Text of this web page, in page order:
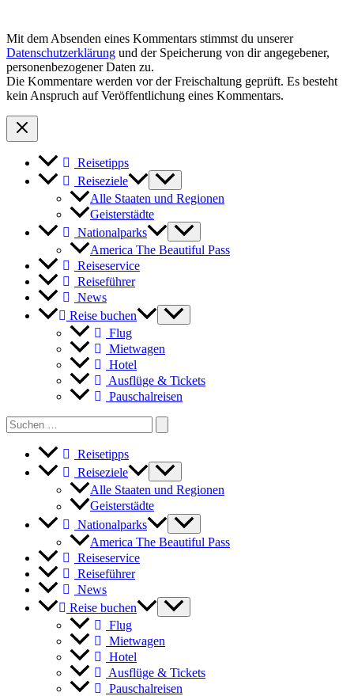
Mit dem Absenden eines Kommentars stimmst du unserer
Datenschutzerklärung und der Speicherung von dir angegebener,
personenbezogener Daten zu.
Die Kommentare werden vor der Freischaltung geprüft. Es besteht
kein Anspruch auf Veröffentlichung eines Kommentars.
Reisetipps
Reiseziele
Alle Staaten und Regionen
Geisterstädte
Nationalparks
America The Beautiful Pass
Reiseservice
Reiseführer
News
Reise buchen
Flug
Mietwagen
Hotel
Ausflüge & Tickets
Pauschalreisen
Search
for:
Reisetipps
Reiseziele
Alle Staaten und Regionen
Geisterstädte
Nationalparks
America The Beautiful Pass
Reiseservice
Reiseführer
News
Reise buchen
Flug
Mietwagen
Hotel
Ausflüge & Tickets
Pauschalreisen